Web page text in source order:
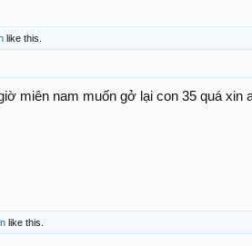
like this.
miên nam muốn gở lại con 35 quá xin
like this.